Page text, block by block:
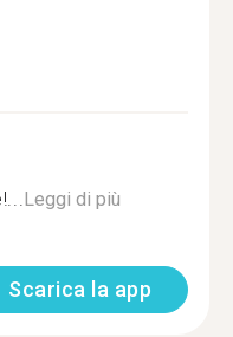
Leggi di più
Scarica la app